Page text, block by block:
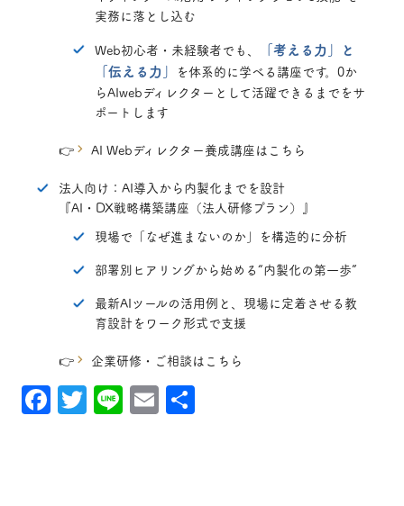
実務に落とし込む
Web初心者・未経験者でも、
「考える力」と
「伝える力」 を体系的に学べる講座です。0か
らAIwebディレクターとして活躍できるまでをサ
ポートします
👉 AI Webディレクター養成講座はこちら
法人向け：AI導入から内製化までを設計
『AI・DX戦略構築講座（法人研修プラン）』
現場で「なぜ進まないのか」を構造的に分析
部署別ヒアリングから始める“内製化の第一歩”
最新AIツールの活用例と、現場に定着させる教
育設計をワーク形式で支援
👉 企業研修・ご相談はこちら
Facebook
Twitter
LineEmail